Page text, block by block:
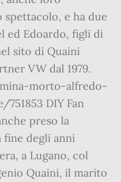
e ha due
ed Edoardo, figli di
sito di Quaini
VW dal 1979.
morto-alfredo-
DIY Fan
preso la
fine degli anni
a Lugano, col
Quaini, il marito